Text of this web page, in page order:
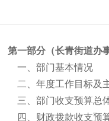
第一部分（长青街道办
一、部门基本情况
二、年度工作目标及
三、部门收支预算总
四、财政拨款收支预